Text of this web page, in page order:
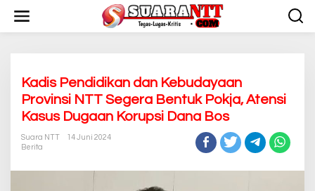
w
Kadis Pendidikan dan Kebudayaan
Provinsi NTT Segera Bentuk Pokja, Atensi
Kasus Dugaan Korupsi Dana Bos
Suara NTT
14 Juni 2024
Berita